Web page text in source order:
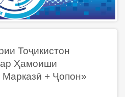
Тоҷикистон
Ҳамоиши
+ Ҷопон»